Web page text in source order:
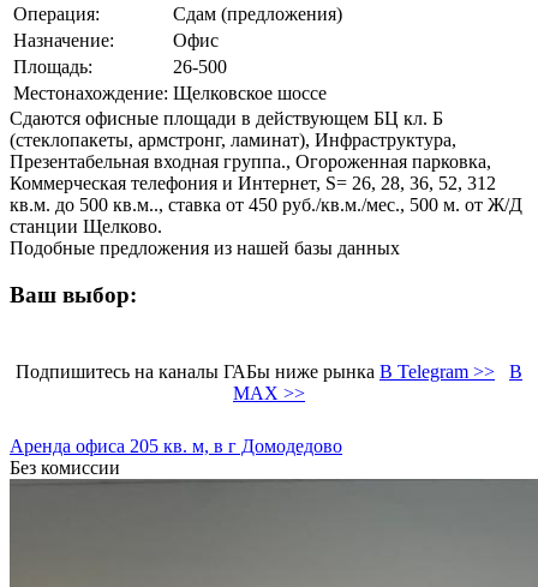
Операция:
Сдам (предложения)
Назначение:
Офис
Площадь:
26-500
Местонахождение: Щелковское шоссе
Сдаются офисные площади в действующем БЦ кл. Б
(стеклопакеты, армстронг, ламинат), Инфраструктура,
Презентабельная входная группа., Огороженная парковка,
Коммерческая телефония и Интернет, S= 26, 28, 36, 52, 312
кв.м. до 500 кв.м.., ставка от 450 руб./кв.м./мес., 500 м. от Ж/Д
станции Щелково.
Подобные предложения из нашей базы данных
Ваш выбор:
Подпишитесь на каналы ГАБы ниже рынка В Telegram >>
В
MAX >>
Аренда офиса 205 кв. м, в г Домодедово
Без комиссии